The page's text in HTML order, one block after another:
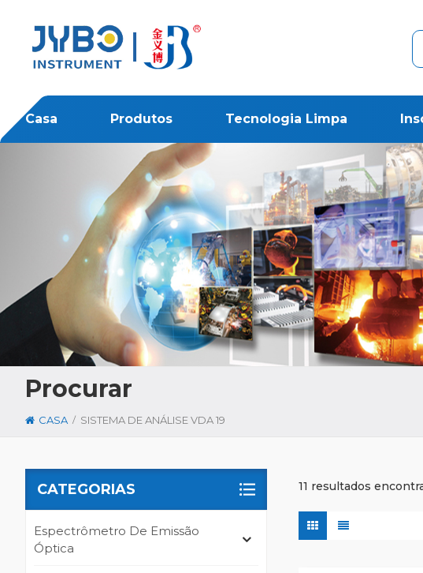
Casa Produtos Tecnologia Limpa
Procurar
CASA / SISTEMA DE ANÁLISE VDA 19
CATEGORIAS
Espectrômetro De Emissão
Óptica
11 resultados